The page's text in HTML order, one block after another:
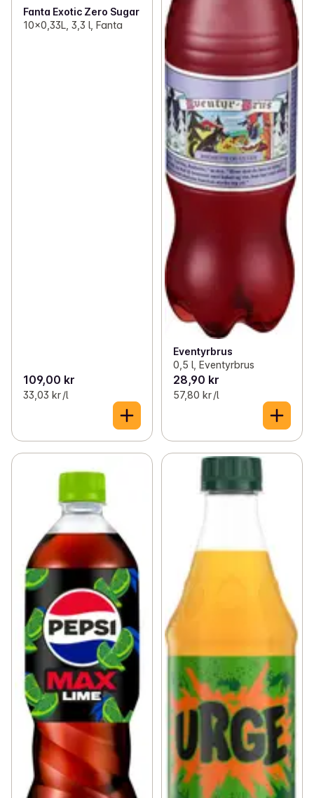
Fanta Exotic Zero Sugar
10x0,33L, 3,3 l, Fanta
109,00 kr
33,03 kr /l
Eventyrbrus
0,5 l, Eventyrbrus
28,90 kr
57,80 kr /l